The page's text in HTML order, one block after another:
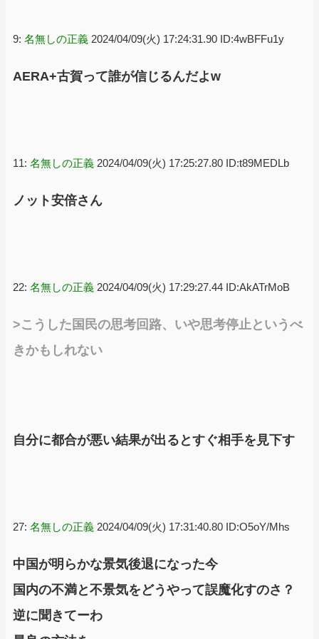
9: 名無しの正義 2024/04/09(火) 17:24:31.90 ID:4wBFFu1y
AERA+古賀って誰が信じるんだよw
11: 名無しの正義 2024/04/09(火) 17:25:27.80 ID:t89MEDLb
ノット安倍さん
22: 名無しの正義 2024/04/09(火) 17:29:27.44 ID:AkATrMoB
>こうした国民の思考回路、いや思考停止というべ
きかもしれない
自分に都合が悪い結果が出るとすぐ相手を見下す
27: 名無しの正義 2024/04/09(火) 17:31:40.80 ID:O5oY/Mhs
中国が明らかな景気後退になった今
国内の不満と不景気をどうやって誤魔化すのさ？
逆に聞きてーわ